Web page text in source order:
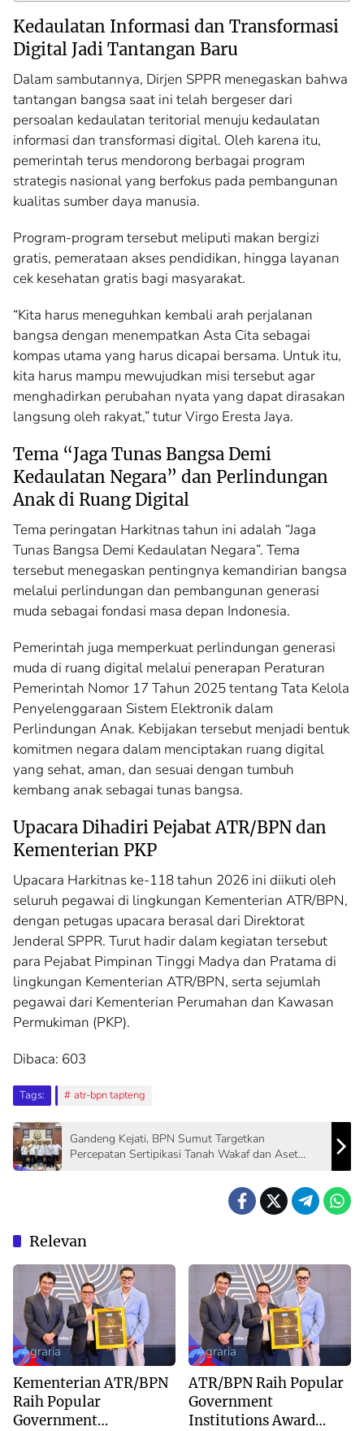
Kedaulatan Informasi dan Transformasi
Digital Jadi Tantangan Baru
Dalam sambutannya, Dirjen SPPR menegaskan bahwa
tantangan bangsa saat ini telah bergeser dari
persoalan kedaulatan teritorial menuju kedaulatan
informasi dan transformasi digital. Oleh karena itu,
pemerintah terus mendorong berbagai program
strategis nasional yang berfokus pada pembangunan
kualitas sumber daya manusia.
Program-program tersebut meliputi makan bergizi
gratis, pemerataan akses pendidikan, hingga layanan
cek kesehatan gratis bagi masyarakat.
“Kita harus meneguhkan kembali arah perjalanan
bangsa dengan menempatkan Asta Cita sebagai
kompas utama yang harus dicapai bersama. Untuk itu,
kita harus mampu mewujudkan misi tersebut agar
menghadirkan perubahan nyata yang dapat dirasakan
langsung oleh rakyat,” tutur Virgo Eresta Jaya.
Tema “Jaga Tunas Bangsa Demi
Kedaulatan Negara” dan Perlindungan
Anak di Ruang Digital
Tema peringatan Harkitnas tahun ini adalah “Jaga
Tunas Bangsa Demi Kedaulatan Negara”. Tema
tersebut menegaskan pentingnya kemandirian bangsa
melalui perlindungan dan pembangunan generasi
muda sebagai fondasi masa depan Indonesia.
Pemerintah juga memperkuat perlindungan generasi
muda di ruang digital melalui penerapan Peraturan
Pemerintah Nomor 17 Tahun 2025 tentang Tata Kelola
Penyelenggaraan Sistem Elektronik dalam
Perlindungan Anak. Kebijakan tersebut menjadi bentuk
komitmen negara dalam menciptakan ruang digital
yang sehat, aman, dan sesuai dengan tumbuh
kembang anak sebagai tunas bangsa.
Upacara Dihadiri Pejabat ATR/BPN dan
Kementerian PKP
Upacara Harkitnas ke-118 tahun 2026 ini diikuti oleh
seluruh pegawai di lingkungan Kementerian ATR/BPN,
dengan petugas upacara berasal dari Direktorat
Jenderal SPPR. Turut hadir dalam kegiatan tersebut
para Pejabat Pimpinan Tinggi Madya dan Pratama di
lingkungan Kementerian ATR/BPN, serta sejumlah
pegawai dari Kementerian Perumahan dan Kawasan
Permukiman (PKP).
Dibaca: 603
Tags: atr-bpn tapteng
Gandeng Kejati, BPN Sumut Targetkan
Percepatan Sertipikasi Tanah Wakaf dan Aset
Relevan
Agraria
Kementerian ATR/BPN
Raih Popular
Government
Agraria
ATR/BPN Raih Popular
Government
Institutions Award